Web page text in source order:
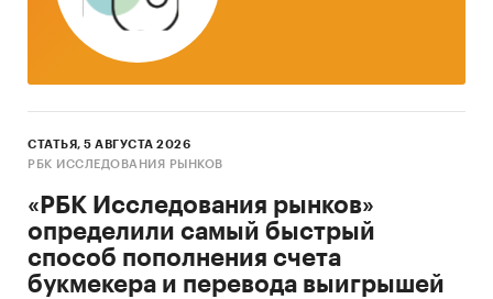
Задачи исследования:
вкладов;
драгоценных металлов: ценовая ситуация,
производство, импорт и экспорт;
Провести анализ предложения
СТАТЬЯ, 5 АВГУСТА 2026
РБК ИССЛЕДОВАНИЯ РЫНКОВ
«РБК Исследования рынков»
определили самый быстрый
способ пополнения счета
букмекера и перевода выигрышей